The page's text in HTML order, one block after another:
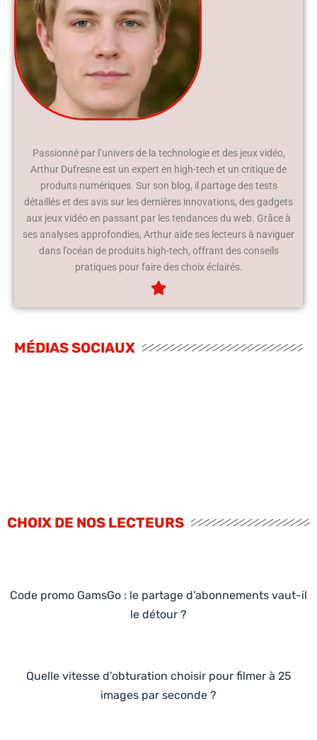
Passionné par l’univers de la technologie et des jeux vidéo,
Arthur Dufresne est un expert en high-tech et un critique de
produits numériques. Sur son blog, il partage des tests
détaillés et des avis sur les dernières innovations, des gadgets
aux jeux vidéo en passant par les tendances du web. Grâce à
ses analyses approfondies, Arthur aide ses lecteurs à naviguer
dans l’océan de produits high-tech, offrant des conseils
pratiques pour faire des choix éclairés.
MÉDIAS SOCIAUX
CHOIX DE NOS LECTEURS
Code promo GamsGo : le partage d’abonnements vaut-il
le détour ?
Quelle vitesse d’obturation choisir pour filmer à 25
images par seconde ?